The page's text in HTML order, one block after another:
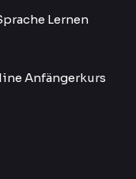
Lernen
Anfängerkurs